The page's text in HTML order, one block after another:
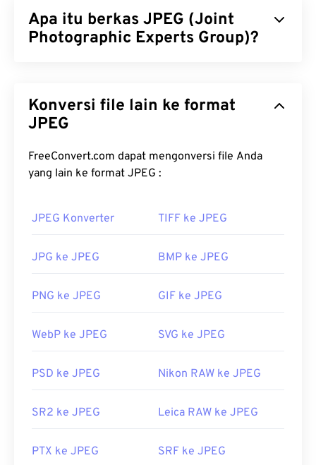
Apa itu berkas JPEG (Joint
Photographic Experts Group)?
algoritma untuk mengompresi foto dan grafik.
Kompresi JPEG yang signifikan menjadi alasan
berkas JPEG yang relatif kecil membuatnya sangat
baik untuk dipindahkan melalui internet dan
berkas hingga 80%!
Anda dapat mengonversi JPG ke WebP, yang
mudah dikompresi.
Bagaimana cara membuka berkas
Hampir semua program dan aplikasi penampil
JPEG. Cukup klik dua kali pada berkas JPEG,
gambar, editor gambar, atau peramban web bawaan
Konversi file lain ke format
JPEG
FreeConvert.com dapat mengonversi file Anda
yang lain ke format JPEG :
JPEG Konverter TIFF ke JPEG
JPG ke JPEG BMP ke JPEG
PNG ke JPEG GIF ke JPEG
WebP ke JPEG SVG ke JPEG
PSD ke JPEG Nikon RAW ke JPEG
SR2 ke JPEG Leica RAW ke JPEG
PTX ke JPEG SRF ke JPEG